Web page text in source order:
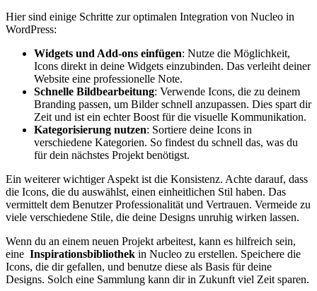
Hier⁣ sind einige Schritte zur optimalen Integration⁣ von Nucleo in
WordPress:
Widgets und Add-ons einfügen:⁣ Nutze die Möglichkeit,​
Icons direkt in deine Widgets einzubinden. Das verleiht deiner
Website eine professionelle Note.
Schnelle Bildbearbeitung: Verwende Icons, die zu ⁤deinem⁣
Branding ⁤passen,‍ um Bilder schnell⁢ anzupassen. ⁣Dies spart dir​
Zeit und‌ ist ein echter⁣ Boost für die visuelle Kommunikation.
Kategorisierung nutzen: Sortiere deine Icons ⁢in‍
verschiedene Kategorien. So⁢ findest du schnell das, was ⁣du
für dein nächstes Projekt​ benötigst.
Ein weiterer wichtiger​ Aspekt ist die Konsistenz. Achte darauf, dass
die Icons, die du auswählst, einen einheitlichen Stil haben. Das
vermittelt dem Benutzer Professionalität und Vertrauen.‍ Vermeide zu
viele⁣ verschiedene Stile, die ‌deine ‌Designs unruhig wirken lassen.
Wenn⁢ du an einem neuen ‌Projekt​ arbeitest, kann⁤ es hilfreich sein,
eine ​ Inspirationsbibliothek in ⁤Nucleo zu erstellen. Speichere die
Icons, die dir gefallen, und benutze diese als ​Basis für deine
Designs. Solch eine Sammlung ⁢kann dir in Zukunft viel Zeit sparen.